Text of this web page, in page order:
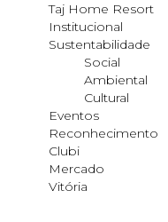
Taj Home Resort
Institucional
Sustentabilidade
Social
Ambiental
Cultural
Eventos
Reconhecimento
Clubi
Mercado
Vitória